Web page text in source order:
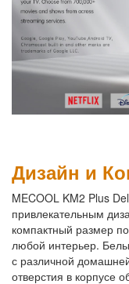
Дизайн и
MECOOL KM2 Plus
привлекательным
компактный размер
любой интерьер.
с различной
отверстия в корпусе